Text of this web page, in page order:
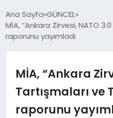
SPOR
DÜNYA
SİYASET
Ana Sayfa GÜNCEL
MİA, “Ankara Zirvesi, NATO
raporunu yayımladı
MİA, “Ankara
Tartışmaları ve
raporunu